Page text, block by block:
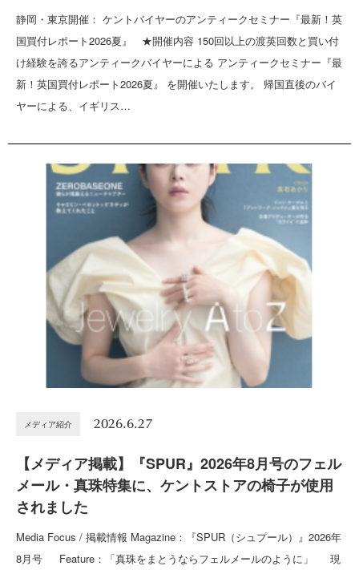
静岡・東京開催： ケントバイヤーのアンティークセミナー『最新！英
国買付レポート2026夏』 ★開催内容 150回以上の渡英回数と買い付
け経験を誇るアンティークバイヤーによる アンティークセミナー『最
新！英国買付レポート2026夏』 を開催いたします。 帰国直後のバイ
ヤーによる、イギリス…
メディア紹介 2026.6.27
【メディア掲載】『SPUR』2026年8月号のフェル
メール・真珠特集に、ケントストアの椅子が使用
されました
Media Focus / 掲載情報 Magazine：『SPUR（シュプール）』2026年
8月号 Feature：「真珠をまとうならフェルメールのように」 現